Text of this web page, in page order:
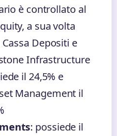
è controllato al
a sua volta
Depositi e
Infrastructure
il 24,5% e
Management il
: possiede il